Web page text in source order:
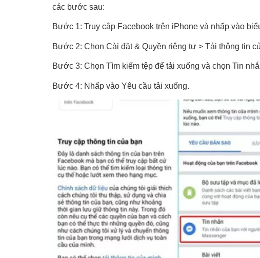
các bước sau:
Bước 1: Truy cập Facebook trên iPhone và nhấp vào
Bước 2: Chọn Cài đặt & Quyền riêng tư > Tải thông tin
Bước 3: Chọn Tìm kiếm tệp để tải xuống và chọn Tin
Bước 4: Nhấp vào Yêu cầu tải xuống.